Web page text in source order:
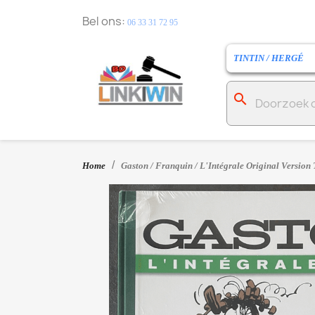
Bel ons: 06 33 31 72 95
TINTIN / HERGÉ
search
Home Gaston / Franquin / L'Intégrale Original Version